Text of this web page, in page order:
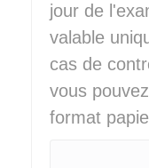
jour de
valable
cas de
vous
format